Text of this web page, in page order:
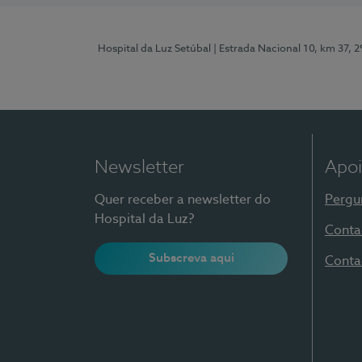
Hospital da Luz Setúbal | Estrada Nacional 10, km 37,
Newsletter
Quer receber a newsletter do
Hospital da Luz?
Subscreva aqui